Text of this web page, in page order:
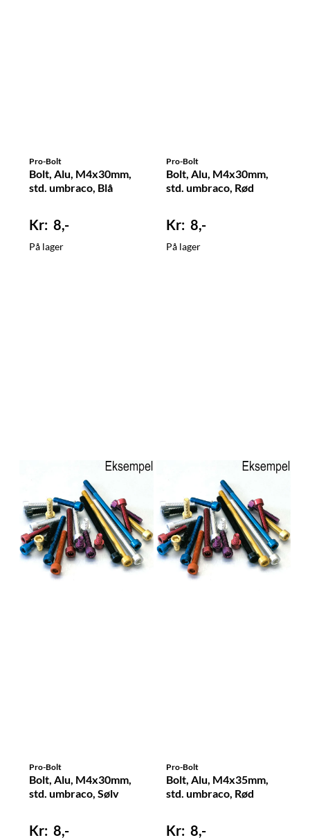
Pro-Bolt
Bolt, Alu, M4x30mm,
std. umbraco, Blå
8,-
På lager
Pro-Bolt
Bolt, Alu, M4x30mm,
std. umbraco, Rød
8,-
På lager
Pro-Bolt
Bolt, Alu, M4x30mm,
std. umbraco, Sølv
8,-
Pro-Bolt
Bolt, Alu, M4x35mm,
std. umbraco, Rød
8,-